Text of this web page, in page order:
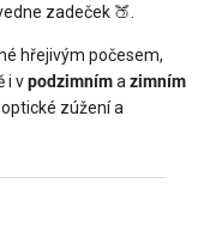
zadeček 🍑.
hřejivým počesem,
i vpodzimníma zimním
zúžení a